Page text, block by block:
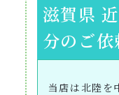
滋賀県
分のご依
当店は北陸を